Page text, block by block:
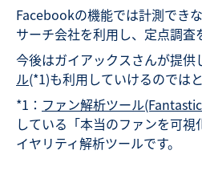
Facebookの機能では計測でき
サーチ会社を利用し、定点調査
今後はガイアックスさんが提供
ル(*1)も利用していけるのでは
*1： ファン解析ツール
している「本当のファンを可
イヤリティ解析ツールです。